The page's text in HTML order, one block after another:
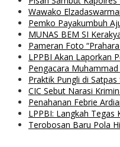
Wawako
Pemko Payakumbuh
MUNAS BEM SI
Pameran Foto
LPPBI Akan Laporkan
Pengacara
Praktik Pungli di
CIC Sebut Narasi
Penahanan Febrie
LPPBI: Langkah Tegas
Terobosan Baru Pola